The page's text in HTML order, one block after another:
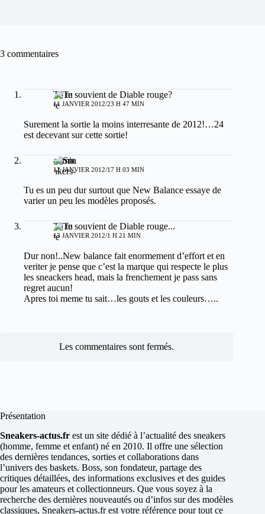
3 commentaires
Tu te souvient de Diable rouge?
11 JANVIER 2012/23 H 47 MIN
Surement la sortie la moins interresante de 2012!…24
est decevant sur cette sortie!
admin
12 JANVIER 2012/17 H 03 MIN
Tu es un peu dur surtout que New Balance essaye de
varier un peu les modèles proposés.
Tu te souvient de Diable rouge...
13 JANVIER 2012/1 H 21 MIN
Dur non!..New balance fait enormement d’effort et en
veriter je pense que c’est la marque qui respecte le plus
les sneackers head, mais la frenchement je pass sans
regret aucun!
Apres toi meme tu sait…les gouts et les couleurs…..
Les commentaires sont fermés.
Présentation
Sneakers-actus.fr est un site dédié à l’actualité des sneakers
(homme, femme et enfant) né en 2010. Il offre une sélection
des dernières tendances, sorties et collaborations dans
l’univers des baskets. Boss, son fondateur, partage des
critiques détaillées, des informations exclusives et des guides
pour les amateurs et collectionneurs. Que vous soyez à la
recherche des dernières nouveautés ou d’infos sur des modèles
classiques, Sneakers-actus.fr est votre référence pour tout ce